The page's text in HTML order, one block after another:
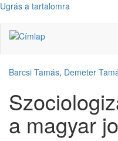
Ugrás a tartalomra
Barcsi Tamás, Demeter
a magyar